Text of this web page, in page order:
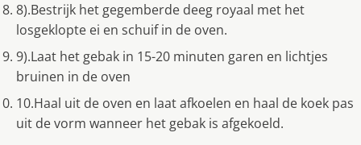
8).Bestrijk het gegemberde deeg royaal met het
losgeklopte ei en schuif in de oven.
9).Laat het gebak in 15-20 minuten garen en lichtjes
bruinen in de oven
10.Haal uit de oven en laat afkoelen en haal de koek pas
uit de vorm wanneer het gebak is afgekoeld.